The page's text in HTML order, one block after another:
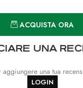
ACQUISTA ORA
UNA
una tua
LOGIN